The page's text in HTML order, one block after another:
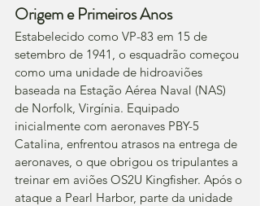
Origem e Primeiros Anos
Estabelecido como VP-83 em 15 de
setembro de 1941, o esquadrão começou
como uma unidade de hidroaviões
baseada na Estação Aérea Naval (NAS)
de Norfolk, Virgínia. Equipado
inicialmente com aeronaves PBY-5
Catalina, enfrentou atrasos na entrega de
aeronaves, o que obrigou os tripulantes a
treinar em aviões OS2U Kingfisher. Após o
ataque a Pearl Harbor, parte da unidade